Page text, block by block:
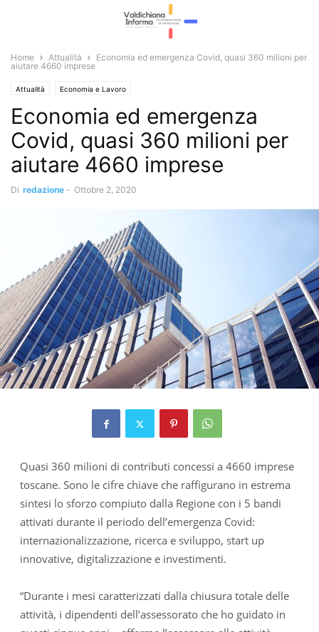
Home Attualità
Economia ed emergenza Covid, quasi 360 milioni per
aiutare 4660 imprese
Attualità Economia e Lavoro
Economia ed emergenza
Covid, quasi 360 milioni per
aiutare 4660 imprese
Di redazione - Ottobre 2, 2020
Quasi 360 milioni di contributi concessi a 4660 imprese
toscane. Sono le cifre chiave che raffigurano in estrema
sintesi lo sforzo compiuto dalla Regione con i 5 bandi
attivati durante il periodo dell’emergenza Covid:
internazionalizzazione, ricerca e sviluppo, start up
innovative, digitalizzazione e investimenti.
“Durante i mesi caratterizzati dalla chiusura totale delle
attività, i dipendenti dell’assessorato che ho guidato in